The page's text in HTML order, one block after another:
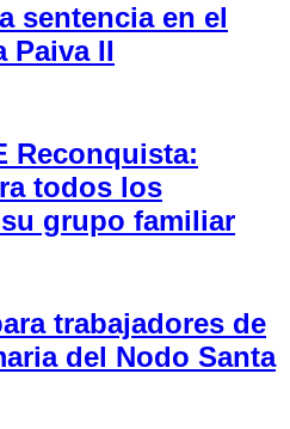
sentencia en el
Paiva II
Reconquista:
todos los
grupo familiar
trabajadores de
del Nodo Santa